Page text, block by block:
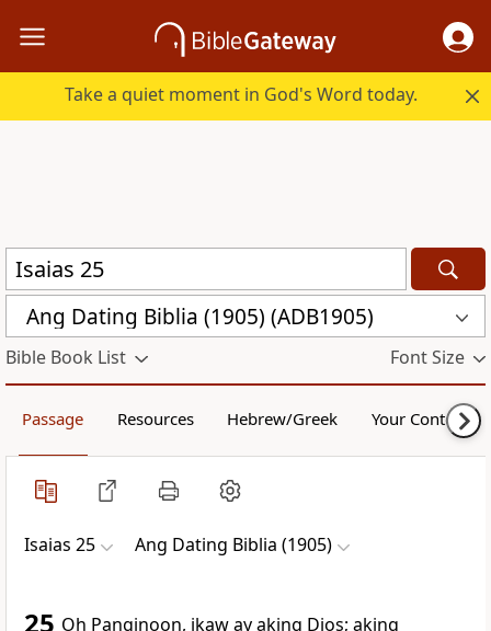
Take a quiet moment in God's Word today.
Ang Dating Biblia (1905) (ADB1905)
Bible Book List Font Size
Passage Resources Hebrew/Greek Your Content
Isaias 25 Ang Dating Biblia (1905)
25 Oh Panginoon, ikaw ay aking Dios; aking